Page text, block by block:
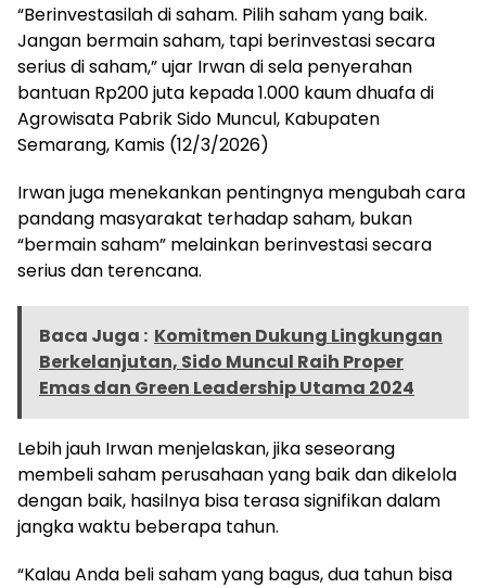
“Berinvestasilah di saham. Pilih saham yang baik.
Jangan bermain saham, tapi berinvestasi secara
serius di saham,” ujar Irwan di sela penyerahan
bantuan Rp200 juta kepada 1.000 kaum dhuafa di
Agrowisata Pabrik Sido Muncul, Kabupaten
Semarang, Kamis (12/3/2026)
Irwan juga menekankan pentingnya mengubah cara
pandang masyarakat terhadap saham, bukan
“bermain saham” melainkan berinvestasi secara
serius dan terencana.
Baca Juga : Komitmen Dukung Lingkungan
Berkelanjutan, Sido Muncul Raih Proper
Emas dan Green Leadership Utama 2024
Lebih jauh Irwan menjelaskan, jika seseorang
membeli saham perusahaan yang baik dan dikelola
dengan baik, hasilnya bisa terasa signifikan dalam
jangka waktu beberapa tahun.
“Kalau Anda beli saham yang bagus, dua tahun bisa